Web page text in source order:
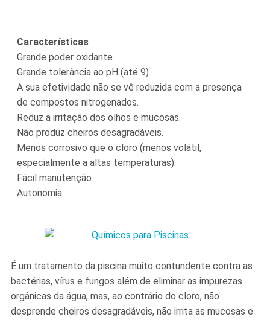
Características
Grande poder oxidante
Grande tolerância ao pH (até 9)
A sua efetividade não se vê reduzida com a presença
de compostos nitrogenados.
Reduz a irritação dos olhos e mucosas.
Não produz cheiros desagradáveis.
Menos corrosivo que o cloro (menos volátil,
especialmente a altas temperaturas).
Fácil manutenção.
Autonomia.
É um tratamento da piscina muito contundente contra as
bactérias, vírus e fungos além de eliminar as impurezas
orgânicas da água, mas, ao contrário do cloro, não
desprende cheiros desagradáveis, não irrita as mucosas e